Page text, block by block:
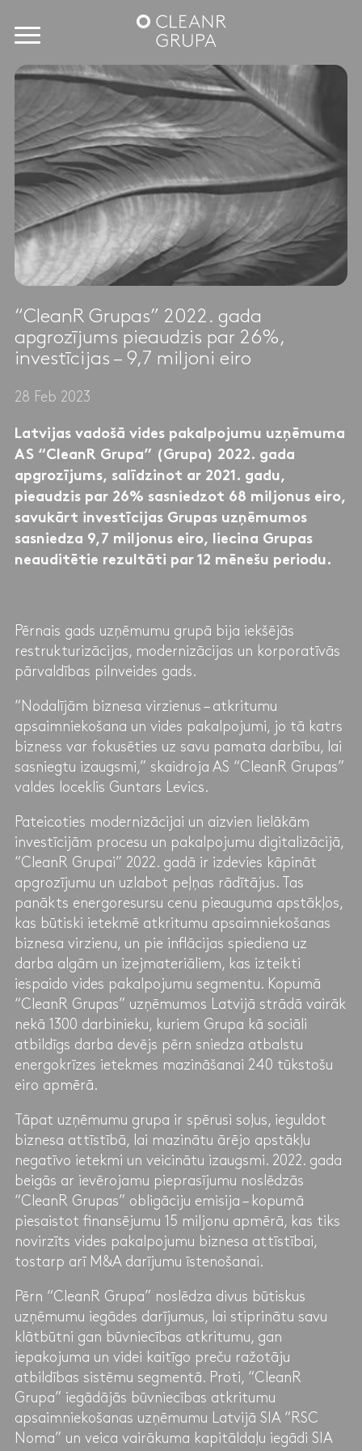
“CleanR Grupas” 2022. gada
apgrozījums pieaudzis par 26%,
investīcijas – 9,7 miljoni eiro
28 Feb 2023
Latvijas vadošā vides pakalpojumu uzņēmuma
AS “CleanR Grupa” (Grupa) 2022. gada
apgrozījums, salīdzinot ar 2021. gadu,
pieaudzis par 26% sasniedzot 68 miljonus eiro,
savukārt investīcijas Grupas uzņēmumos
sasniedza 9,7 miljonus eiro, liecina Grupas
neauditētie rezultāti par 12 mēnešu periodu.
Pērnais gads uzņēmumu grupā bija iekšējās
restrukturizācijas, modernizācijas un korporatīvās
pārvaldības pilnveides gads.
“Nodalījām biznesa virzienus – atkritumu
apsaimniekošana un vides pakalpojumi, jo tā katrs
bizness var fokusēties uz savu pamata darbību, lai
sasniegtu izaugsmi,” skaidroja AS “CleanR Grupas”
valdes loceklis Guntars Levics.
Pateicoties modernizācijai un aizvien lielākām
investīcijām procesu un pakalpojumu digitalizācijā,
“CleanR Grupai” 2022. gadā ir izdevies kāpināt
apgrozījumu un uzlabot peļņas rādītājus. Tas
panākts energoresursu cenu pieauguma apstākļos,
kas būtiski ietekmē atkritumu apsaimniekošanas
biznesa virzienu, un pie inflācijas spiediena uz
darba algām un izejmateriāliem, kas izteikti
iespaido vides pakalpojumu segmentu. Kopumā
“CleanR Grupas” uzņēmumos Latvijā strādā vairāk
nekā 1300 darbinieku, kuriem Grupa kā sociāli
atbildīgs darba devējs pērn sniedza atbalstu
energokrīzes ietekmes mazināšanai 240 tūkstošu
eiro apmērā.
Tāpat uzņēmumu grupa ir spērusi soļus, ieguldot
biznesa attīstībā, lai mazinātu ārējo apstākļu
negatīvo ietekmi un veicinātu izaugsmi. 2022. gada
beigās ar ievērojamu pieprasījumu noslēdzās
“CleanR Grupas” obligāciju emisija – kopumā
piesaistot finansējumu 15 miljonu apmērā, kas tiks
novirzīts vides pakalpojumu biznesa attīstībai,
tostarp arī M&A darījumu īstenošanai.
Pērn “CleanR Grupa” noslēdza divus būtiskus
uzņēmumu iegādes darījumus, lai stiprinātu savu
klātbūtni gan būvniecības atkritumu, gan
iepakojuma un videi kaitīgo preču ražotāju
atbildības sistēmu segmentā. Proti, “CleanR
Grupa” iegādājās būvniecības atkritumu
apsaimniekošanas uzņēmumu Latvijā SIA “RSC
Noma” un veica vairākuma kapitāldaļu iegādi SIA